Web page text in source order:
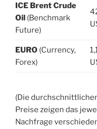
ICE Brent Crude
Oil (Benchmark
Future)
EURO (Currency,
Forex)
(Die
Preise zeigen das
Nachfrage